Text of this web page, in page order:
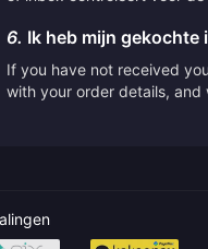
6. Ik heb mijn gekochte
If you have not received
with your order details, and